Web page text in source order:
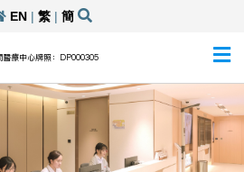
EN| 繁| 簡
醫療中心牌照：DP000305